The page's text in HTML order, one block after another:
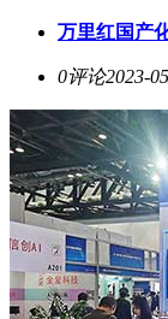
万里红国产
0评论2023-